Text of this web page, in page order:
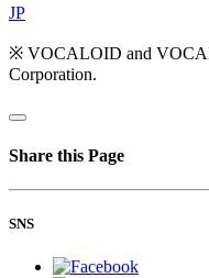
JP
※ VOCALOID and
Corporation.
Share this Page
SNS